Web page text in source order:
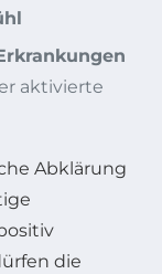
aktivierte
Abklärung
die